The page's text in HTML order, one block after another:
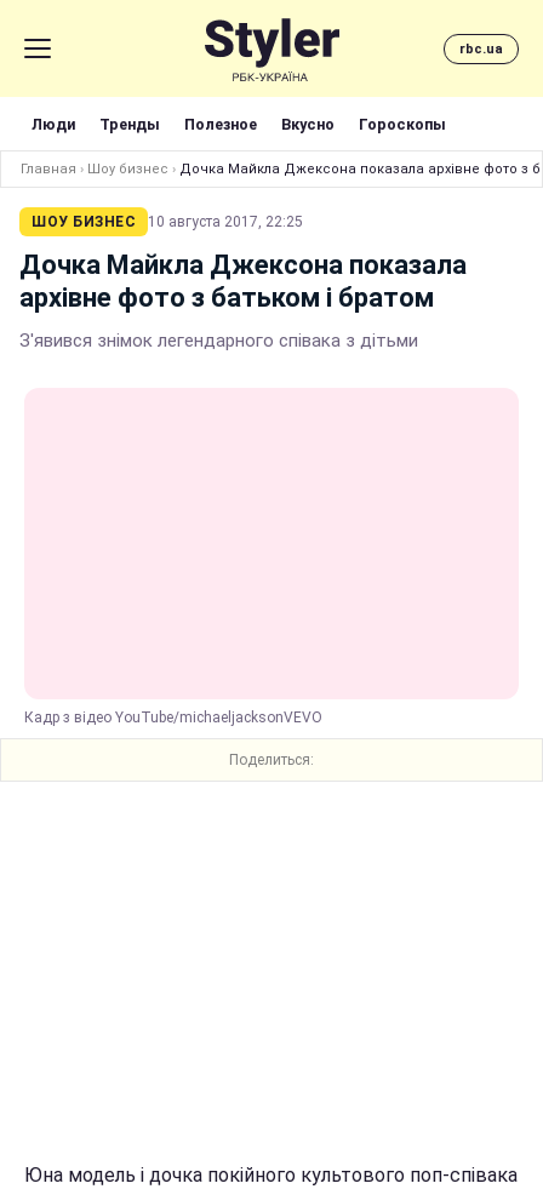
rbc.ua
Люди Тренды Полезное Вкусно Гороскопы
Главная › Шоу бизнес › Дочка Майкла Джексона показала архівне фото з
ШОУ БИЗНЕС 10 августа 2017, 22:25
Дочка Майкла Джексона показала
архівне фото з батьком і братом
З'явився знімок легендарного співака з дітьми
Кадр з відео YouTube/michaeljacksonVEVO
Поделиться:
Юна модель і дочка покійного культового поп-співака